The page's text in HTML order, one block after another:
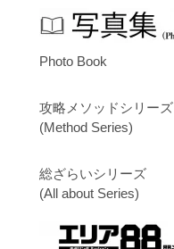
Photo Book
攻略メソッドシリーズ
(Method Series)
総ざらいシリーズ
(All about Series)